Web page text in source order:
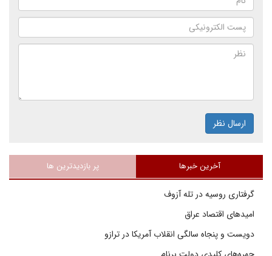
ارسال نظر
آخرین خبرها پر بازدیدترین ها
گرفتاری روسیه در تله آزوف
امیدهای اقتصاد عراق
دویست و پنجاه سالگی انقلاب آمریکا در ترازو